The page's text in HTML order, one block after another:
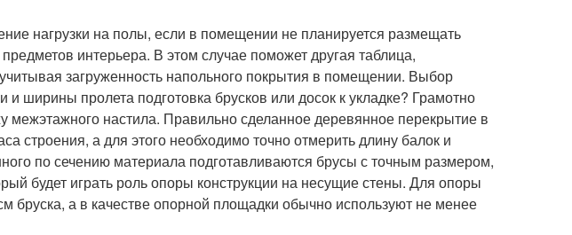
нагрузки на полы, если в помещении не планируется размещать
интерьера. В этом случае поможет другая таблица,
загруженность напольного покрытия в помещении. Выбор
и ширины пролета подготовка брусков или досок к укладке? Грамотно
межэтажного настила. Правильно сделанное деревянное перекрытие в
строения, а для этого необходимо точно отмерить длину балок и
по сечению материала подготавливаются брусы с точным размером,
будет играть роль опоры конструкции на несущие стены. Для опоры
бруска, а в качестве опорной площадки обычно используют не менее